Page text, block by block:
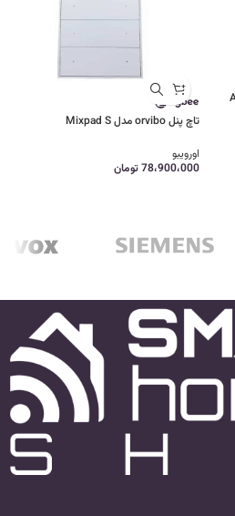
تاچ پنل orvibo مدل Mixpad S
اورویبو
78،900،000تومان